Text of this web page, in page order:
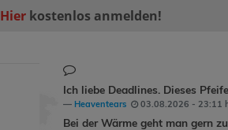
Hier kostenlos anmelden!
Ich liebe Deadlines. Dieses
Heaventears 03.08.2026 - 23:11
Bei der Wärme geht man gern